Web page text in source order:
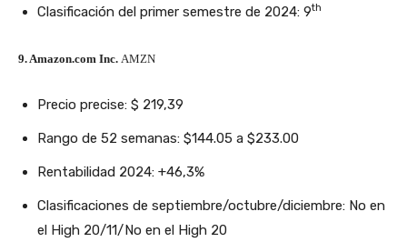
Clasificación del primer semestre de 2024: 9th
9. Amazon.com Inc. AMZN
Precio precise: $ 219,39
Rango de 52 semanas: $144.05 a $233.00
Rentabilidad 2024: +46,3%
Clasificaciones de septiembre/octubre/diciembre: No en
el High 20/11/No en el High 20